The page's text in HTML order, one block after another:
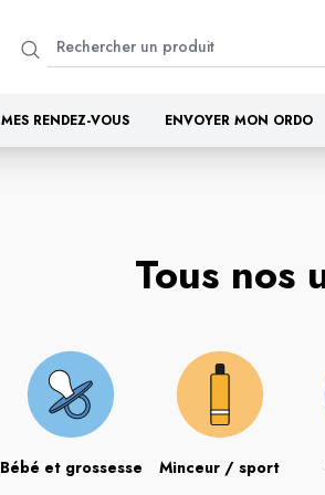
MES RENDEZ-VOUS ENVOYER MON ORDO
Tous nos
Bébé et grossesse Minceur / sport